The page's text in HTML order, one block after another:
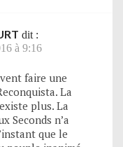
dit :
à 9:16
faire une
La
plus. La
Seconds n’a
que le